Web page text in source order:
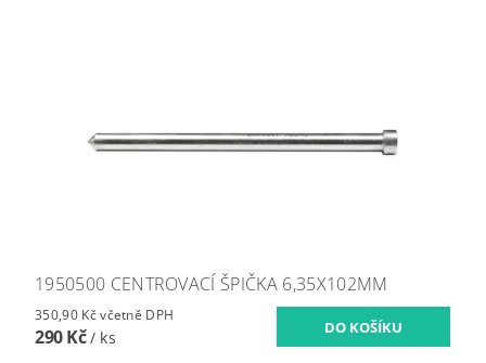
1950500 CENTROVACÍ ŠPIČKA 6,35X102MM
350,90 Kč včetně DPH
290 Kč/ ks